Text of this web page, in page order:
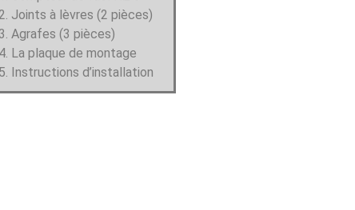
Joints à lèvres (2 pièces)
Agrafes (3 pièces)
La plaque de montage
Instructions d’installation